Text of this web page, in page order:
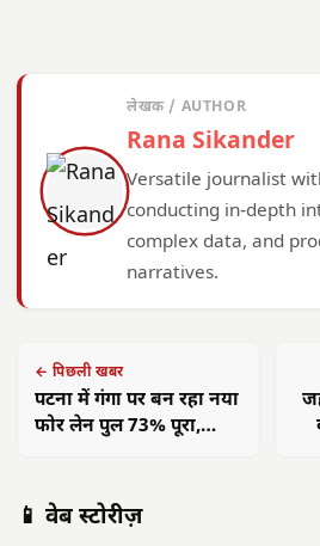
लेखक / AUTHOR
Rana Sikander
Versatile journalist
conducting in-depth
complex data, and
narratives.
← पिछली खबर
पटना में गंगा पर बन रहा नया
फोर लेन पुल 73% पूरा,
📱 वेब स्टोरीज़
'बीज बोने में लगा